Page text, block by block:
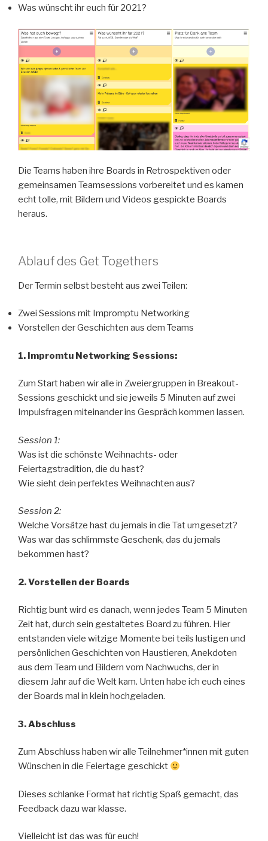
Was wünscht ihr euch für 2021?
Die Teams haben ihre Boards in Retrospektiven oder
gemeinsamen Teamsessions vorbereitet und es kamen
echt tolle, mit Bildern und Videos gespickte Boards
heraus.
Ablauf des Get Togethers
Der Termin selbst besteht aus zwei Teilen:
Zwei Sessions mit Impromptu Networking
Vorstellen der Geschichten aus dem Teams
1. Impromtu Networking Sessions:
Zum Start haben wir alle in Zweiergruppen in Breakout-
Sessions geschickt und sie jeweils 5 Minuten auf zwei
Impulsfragen miteinander ins Gespräch kommen lassen.
Session 1:
Was ist die schönste Weihnachts- oder
Feiertagstradition, die du hast?
Wie sieht dein perfektes Weihnachten aus?
Session 2:
Welche Vorsätze hast du jemals in die Tat umgesetzt?
Was war das schlimmste Geschenk, das du jemals
bekommen hast?
2. Vorstellen der Boards
Richtig bunt wird es danach, wenn jedes Team 5 Minuten
Zeit hat, durch sein gestaltetes Board zu führen. Hier
entstanden viele witzige Momente bei teils lustigen und
persönlichen Geschichten von Haustieren, Anekdoten
aus dem Team und Bildern vom Nachwuchs, der in
diesem Jahr auf die Welt kam. Unten habe ich euch eines
der Boards mal in klein hochgeladen.
3. Abschluss
Zum Abschluss haben wir alle Teilnehmer*innen mit guten
Wünschen in die Feiertage geschickt
Dieses schlanke Format hat richtig Spaß gemacht, das
Feedback dazu war klasse.
Vielleicht ist das was für euch!